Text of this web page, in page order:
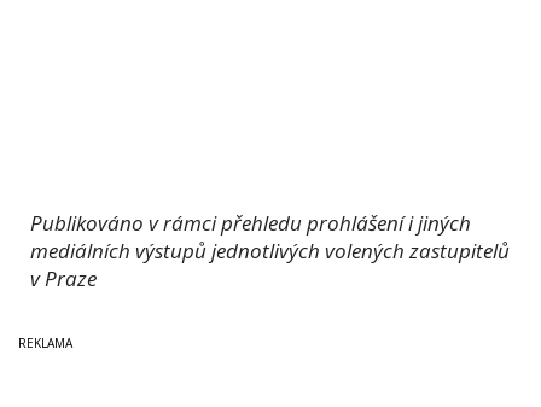
Publikováno v rámci přehledu prohlášení i jiných
mediálních výstupů jednotlivých volených zastupitelů
v Praze